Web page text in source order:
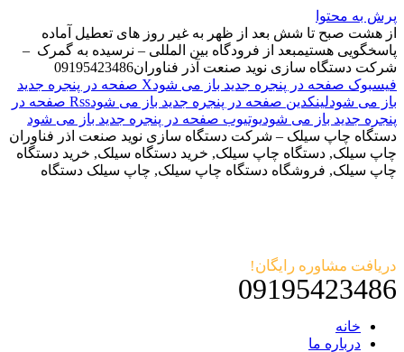
پرش به محتوا
از هشت صبح تا شش بعد از ظهر به غیر روز های تعطیل آماده
پاسخگویی هستیمبعد از فرودگاه بین المللی – نرسیده به گمرک –
شرکت دستگاه سازی نوید صنعت آذر فناوران09195423486
فیسبوک صفحه در پنجره جدید باز می شود
X صفحه در پنجره جدید
باز می شودلینکدین صفحه در پنجره جدید باز می شود
Rss صفحه در
پنجره جدید باز می شودیوتیوب صفحه در پنجره جدید باز می شود
دستگاه چاپ سیلک – شرکت دستگاه سازی نوید صنعت اذر فناوران
چاپ سیلک, دستگاه چاپ سیلک, خرید دستگاه سیلک, خرید دستگاه
چاپ سیلک, فروشگاه دستگاه چاپ سیلک, چاپ سیلک دستگاه
دریافت مشاوره رایگان!
09195423486
خانه
درباره ما